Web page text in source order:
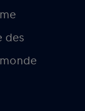
des